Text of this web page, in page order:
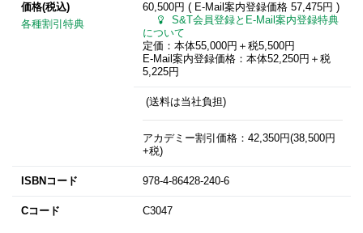
価格(税込)
各種割引特典
60,500円 ( E-Mail案内登録価格 57,475円 )
S&T会員登録とE-Mail案内登録特典
について
定価：本体55,000円＋税5,500円
E-Mail案内登録価格：本体52,250円＋税
5,225円
(送料は当社負担)
アカデミー割引価格：42,350円(38,500円
+税)
ISBNコード 978-4-86428-240-6
Cコード C3047